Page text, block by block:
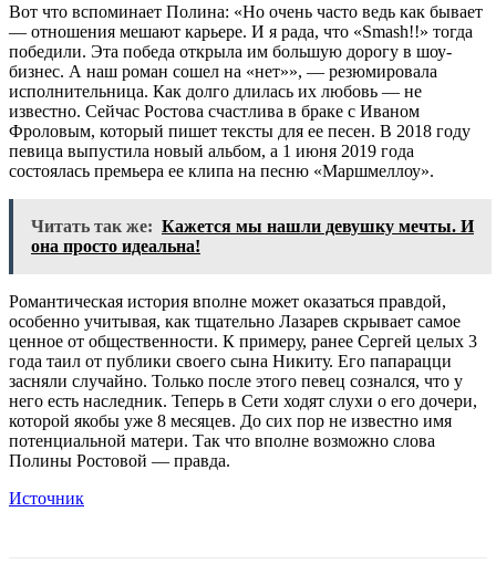
Вот что вспоминает Полина: «Но очень часто ведь как бывает
— отношения мешают карьере. И я рада, что «Smash!!» тогда
победили. Эта победа открыла им большую дорогу в шоу-
бизнес. А наш роман сошел на «нет»», — резюмировала
исполнительница. Как долго длилась их любовь — не
известно. Сейчас Ростова счастлива в браке с Иваном
Фроловым, который пишет тексты для ее песен. В 2018 году
певица выпустила новый альбом, а 1 июня 2019 года
состоялась премьера ее клипа на песню «Маршмеллоу».
Читать так же: Кажется мы нашли девушку мечты. И
она просто идеальна!
Романтическая история вполне может оказаться правдой,
особенно учитывая, как тщательно Лазарев скрывает самое
ценное от общественности. К примеру, ранее Сергей целых 3
года таил от публики своего сына Никиту. Его папарацци
засняли случайно. Только после этого певец сознался, что у
него есть наследник. Теперь в Сети ходят слухи о его дочери,
которой якобы уже 8 месяцев. До сих пор не известно имя
потенциальной матери. Так что вполне возможно слова
Полины Ростовой — правда.
Источник